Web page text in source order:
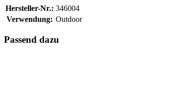
Hersteller-Nr.: 346004
Verwendung: Outdoor
Passend dazu